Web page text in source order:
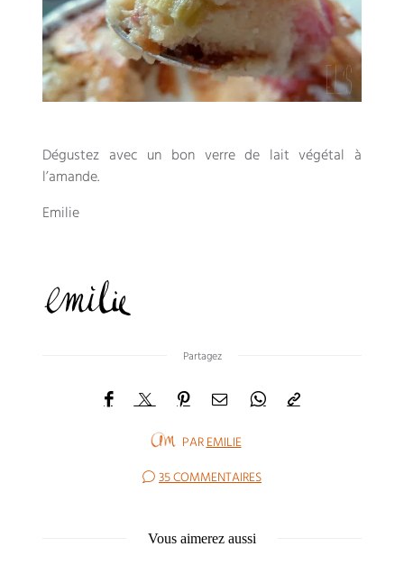
Dégustez avec un bon verre de lait végétal à
l’amande.
Emilie
Partagez
PAREMILIE
35 COMMENTAIRES
Vous aimerez aussi